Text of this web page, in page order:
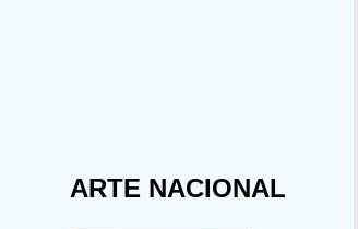
ARTE NACIONAL